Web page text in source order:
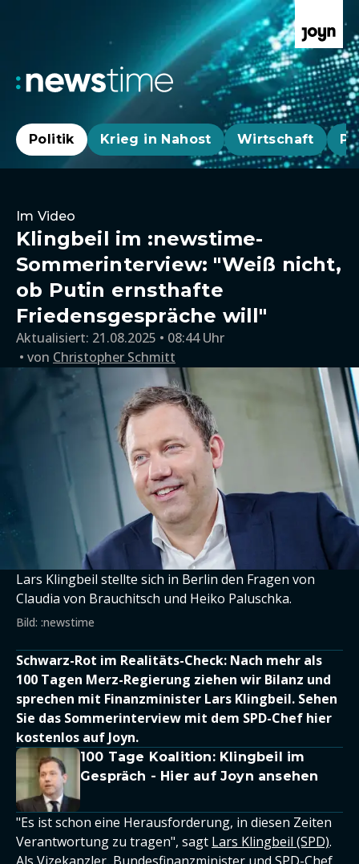
Politik Krieg in Nahost Wirtschaft
Im Video
Klingbeil im :newstime-
Sommerinterview: "Weiß nicht,
ob Putin ernsthafte
Friedensgespräche will"
Aktualisiert: 21.08.2025 • 08:44 Uhr
von Christopher Schmitt
Lars Klingbeil stellte sich in Berlin den Fragen von
Claudia von Brauchitsch und Heiko Paluschka.
Bild: :newstime
Schwarz-Rot im Realitäts-Check: Nach mehr als
100 Tagen Merz-Regierung ziehen wir Bilanz und
sprechen mit Finanzminister Lars Klingbeil. Sehen
Sie das Sommerinterview mit dem SPD-Chef hier
kostenlos auf Joyn.
100 Tage Koalition: Klingbeil im
Gespräch - Hier auf Joyn ansehen
"Es ist schon eine Herausforderung, in diesen Zeiten
Verantwortung zu tragen", sagt Lars Klingbeil (SPD).